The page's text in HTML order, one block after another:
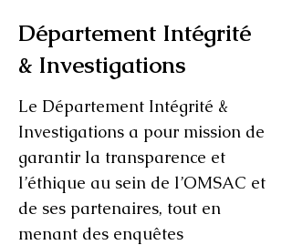
Département Intégrité
& Investigations
Le Département Intégrité &
Investigations a pour mission de
garantir la transparence et
l’éthique au sein de l’OMSAC et
de ses partenaires, tout en
menant des enquêtes